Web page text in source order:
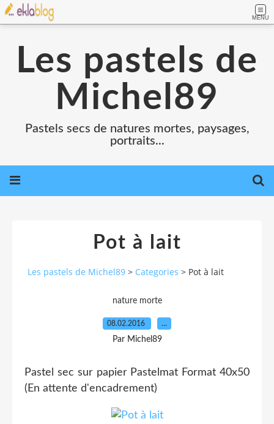
MENU
Les pastels de
Michel89
Pastels secs de natures mortes, paysages,
portraits...
Pot à lait
Les pastels de Michel89 > Categories > Pot à lait
nature morte
08.02.2016 …
Par Michel89
Pastel sec sur papier Pastelmat Format 40x50
(En attente d'encadrement)